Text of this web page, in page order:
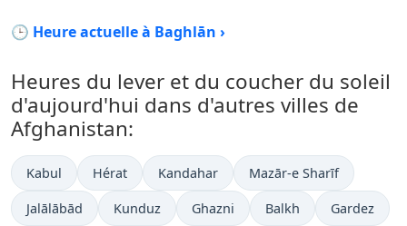
🕒 Heure actuelle à Baghlān ›
Heures du lever et du coucher du soleil
d'aujourd'hui dans d'autres villes de
Afghanistan:
Kabul Hérat Kandahar Mazār-e Sharīf
Jalālābād Kunduz Ghazni Balkh Gardez